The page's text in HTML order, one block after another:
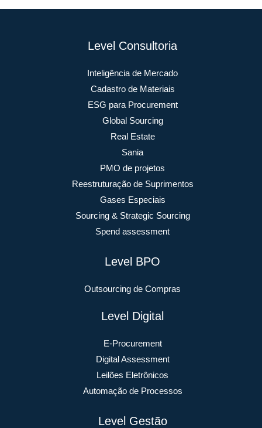
Level Consultoria
Inteligência de Mercado
Cadastro de Materiais
ESG para Procurement
Global Sourcing
Real Estate
Sania
PMO de projetos
Reestruturação de Suprimentos
Gases Especiais
Sourcing & Strategic Sourcing
Spend assessment
Level BPO
Outsourcing de Compras
Level Digital
E-Procurement
Digital Assessment
Leilões Eletrônicos
Automação de Processos
Level Gestão